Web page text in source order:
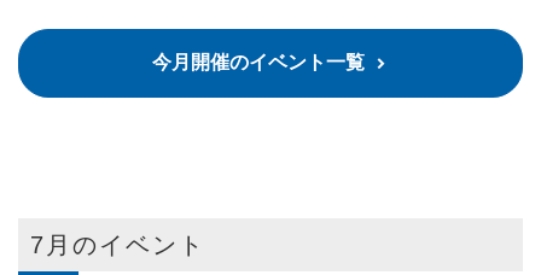
今月開催のイベント一覧
7月のイベント